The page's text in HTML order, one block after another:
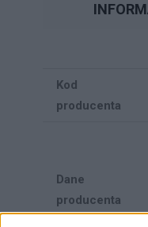
Kod
producenta
Dane
producenta